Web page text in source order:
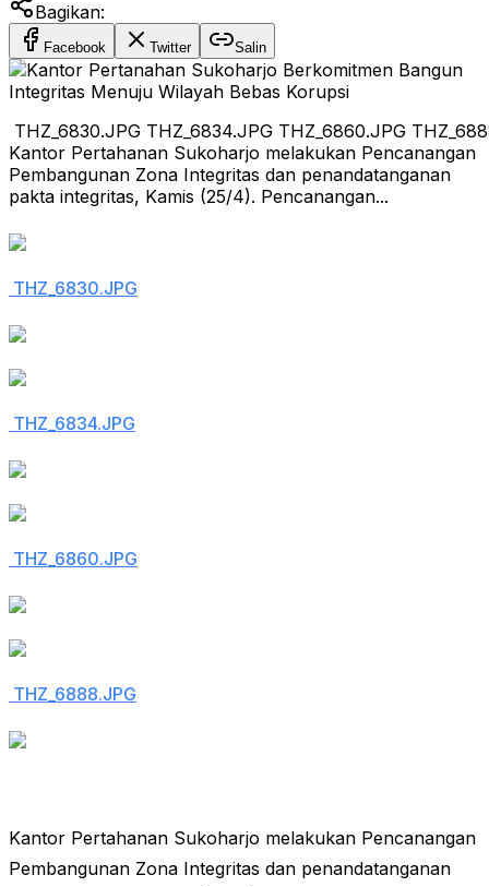
Bagikan:
Facebook Twitter Salin
THZ_6830.JPG THZ_6834.JPG THZ_6860.JPG
Kantor Pertahanan Sukoharjo melakukan Pencanangan
Pembangunan Zona Integritas dan penandatanganan
pakta integritas, Kamis (25/4). Pencanangan...
THZ_6830.JPG
THZ_6834.JPG
THZ_6860.JPG
THZ_6888.JPG
Kantor Pertahanan Sukoharjo melakukan Pencanangan
Pembangunan Zona Integritas dan penandatanganan